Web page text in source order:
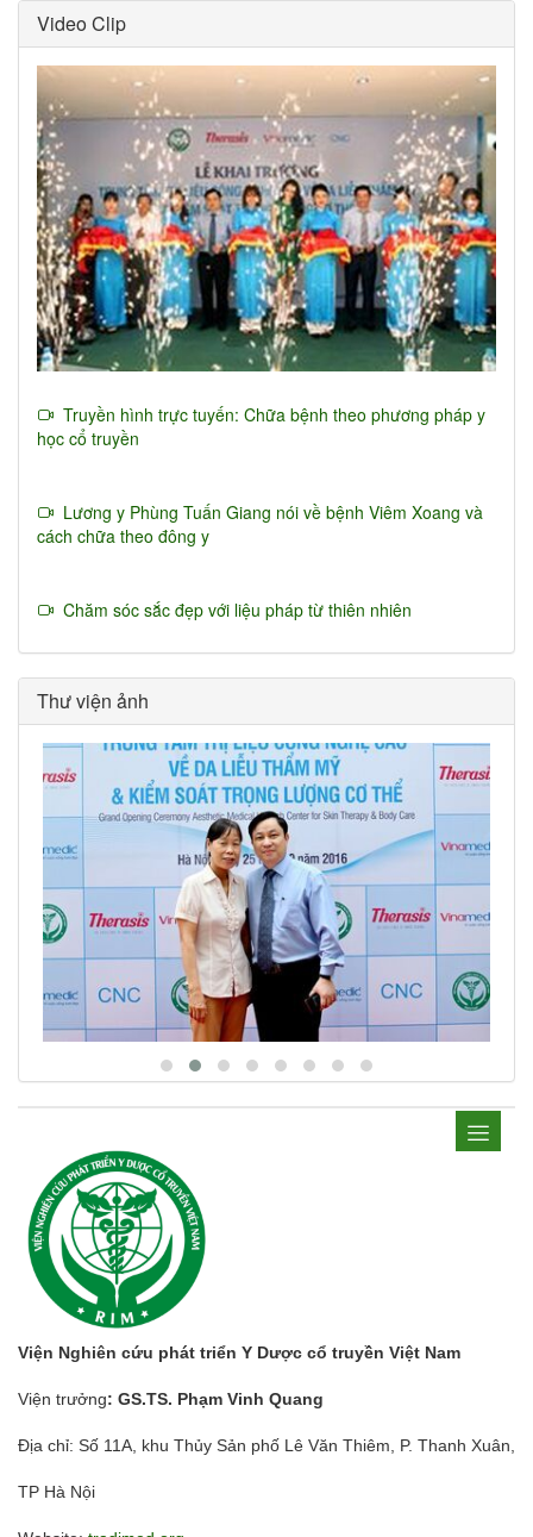
Video Clip
Truyền hình trực tuyến: Chữa bệnh theo phương pháp y
học cổ truyền
Lương y Phùng Tuấn Giang nói về bệnh Viêm Xoang và
cách chữa theo đông y
Chăm sóc sắc đẹp với liệu pháp từ thiên nhiên
Thư viện ảnh
Viện Nghiên cứu phát triển Y Dược cổ truyền Việt Nam
Viện trưởng: GS.TS. Phạm Vinh Quang
Địa chỉ: Số 11A, khu Thủy Sản phố Lê Văn Thiêm, P. Thanh Xuân,
TP Hà Nội